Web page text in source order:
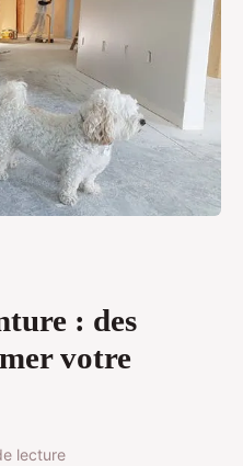
: des
votre
lecture